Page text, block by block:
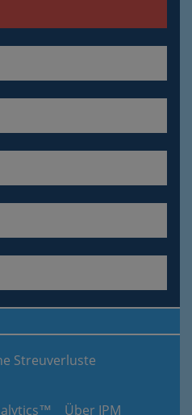
Streuverluste
Über IPM